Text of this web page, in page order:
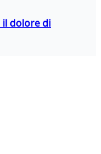
il dolore di